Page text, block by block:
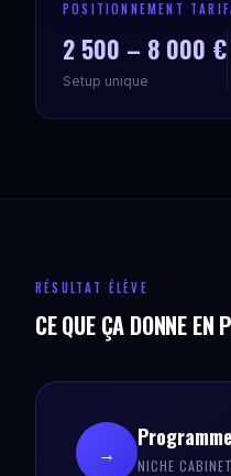
POSITIONNEMENT
2 500 – 8 000 €
Setup unique
RÉSULTAT ÉLÈVE
CE QUE ÇA DONNE EN
→ NICHE